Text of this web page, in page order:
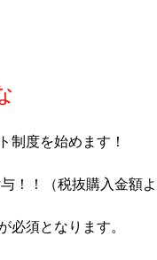
制度を始めます！
！！（税抜購入金額
必須となります。